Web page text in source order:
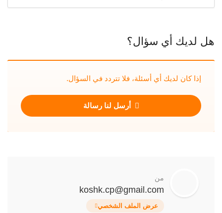
هل لديك أي سؤال؟
إذا كان لديك أي أسئلة، فلا تتردد في السؤال.
أرسل لنا رسالة
من
koshk.cp@gmail.com
عرض الملف الشخصي